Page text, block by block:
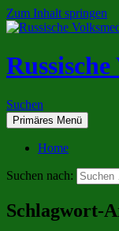
Zum Inhalt springen
Suchen
Primäres Menü
Home
Suchen nach:
Schlagwort-